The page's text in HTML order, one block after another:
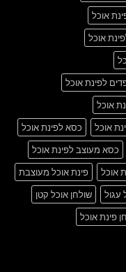
אוכל
אוכל
לפינת אוכל
אוכל
אוכל
כסא לפינת אוכל
כסא מעוצב לפינת אוכל
אוכל
פינת אוכל מעוצבת
עגול
שולחן אוכל קטן
פינת אוכל